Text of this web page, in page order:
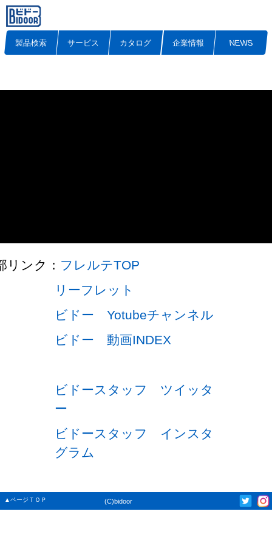
製品検索 サービス カタログ 企業情報 NEWS
リンク： フレルテTOP
リーフレット
ビドー Yotubeチャンネル
ビドー 動画INDEX
ビドースタッフ ツイッタ
ー
ビドースタッフ インスタ
グラム
▲ページＴＯＰ (C)bidoor